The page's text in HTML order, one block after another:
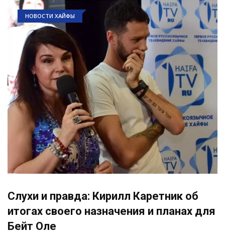
НОВОСТИ ХАЙФЫ
Слухи и правда: Кирилл Каретник об
итогах своего назначения и планах для
Бейт Оле